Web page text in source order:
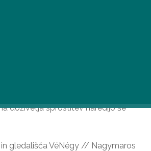
doživetja sprostitev naredijo še
gledališča VéNégy // Nagymaros